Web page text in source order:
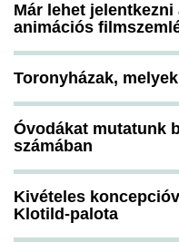
Már lehet
animációs
Toronyházak,
Óvodákat mutatunk
számában
Kivételes
Klotild-palota